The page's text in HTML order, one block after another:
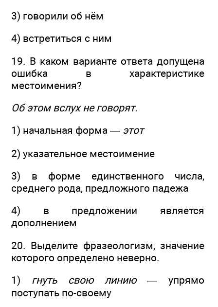
3) говорили об нём
4) встретиться с ним
19. В каком варианте ответа допущена
ошибка в характеристике
местоимения?
Об этом вслух не говорят.
1) начальная форма — этот
2) указательное местоимение
3) в форме единственного числа,
среднего рода, предложного падежа
4) в предложении является
дополнением
20. Выделите фразеологизм, значение
которого определено неверно.
1) гнуть свою линию— упрямо
поступать по-своему